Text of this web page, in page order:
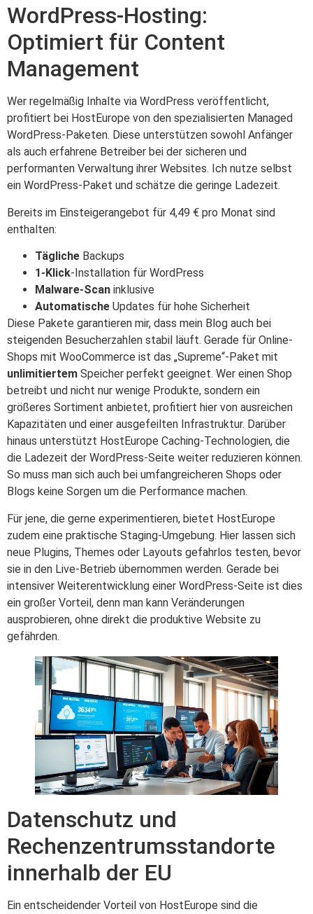
WordPress-Hosting:
Optimiert für Content
Management
Wer regelmäßig Inhalte via WordPress veröffentlicht,
profitiert bei HostEurope von den spezialisierten Managed
WordPress-Paketen. Diese unterstützen sowohl Anfänger
als auch erfahrene Betreiber bei der sicheren und
performanten Verwaltung ihrer Websites. Ich nutze selbst
ein WordPress-Paket und schätze die geringe Ladezeit.
Bereits im Einsteigerangebot für 4,49 € pro Monat sind
enthalten:
Tägliche Backups
1-Klick-Installation für WordPress
Malware-Scan inklusive
Automatische Updates für hohe Sicherheit
Diese Pakete garantieren mir, dass mein Blog auch bei
steigenden Besucherzahlen stabil läuft. Gerade für Online-
Shops mit WooCommerce ist das „Supreme“-Paket mit
unlimitiertem Speicher perfekt geeignet. Wer einen Shop
betreibt und nicht nur wenige Produkte, sondern ein
größeres Sortiment anbietet, profitiert hier von ausreichen
Kapazitäten und einer ausgefeilten Infrastruktur. Darüber
hinaus unterstützt HostEurope Caching-Technologien, die
die Ladezeit der WordPress-Seite weiter reduzieren können.
So muss man sich auch bei umfangreicheren Shops oder
Blogs keine Sorgen um die Performance machen.
Für jene, die gerne experimentieren, bietet HostEurope
zudem eine praktische Staging-Umgebung. Hier lassen sich
neue Plugins, Themes oder Layouts gefahrlos testen, bevor
sie in den Live-Betrieb übernommen werden. Gerade bei
intensiver Weiterentwicklung einer WordPress-Seite ist dies
ein großer Vorteil, denn man kann Veränderungen
ausprobieren, ohne direkt die produktive Website zu
gefährden.
Datenschutz und
Rechenzentrumsstandorte
innerhalb der EU
Ein entscheidender Vorteil von HostEurope sind die